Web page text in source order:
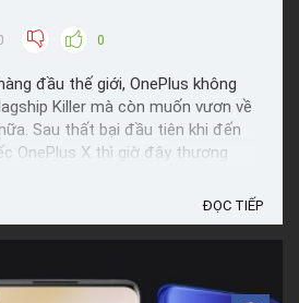
0
đầu thế giới, OnePlus không
Killer mà còn muốn vươn về
Sau thất bại đầu tiên khi đến
OnePlus X thì giờ đây thương
Nord. Là một điện thoại ...
ĐỌC TIẾP